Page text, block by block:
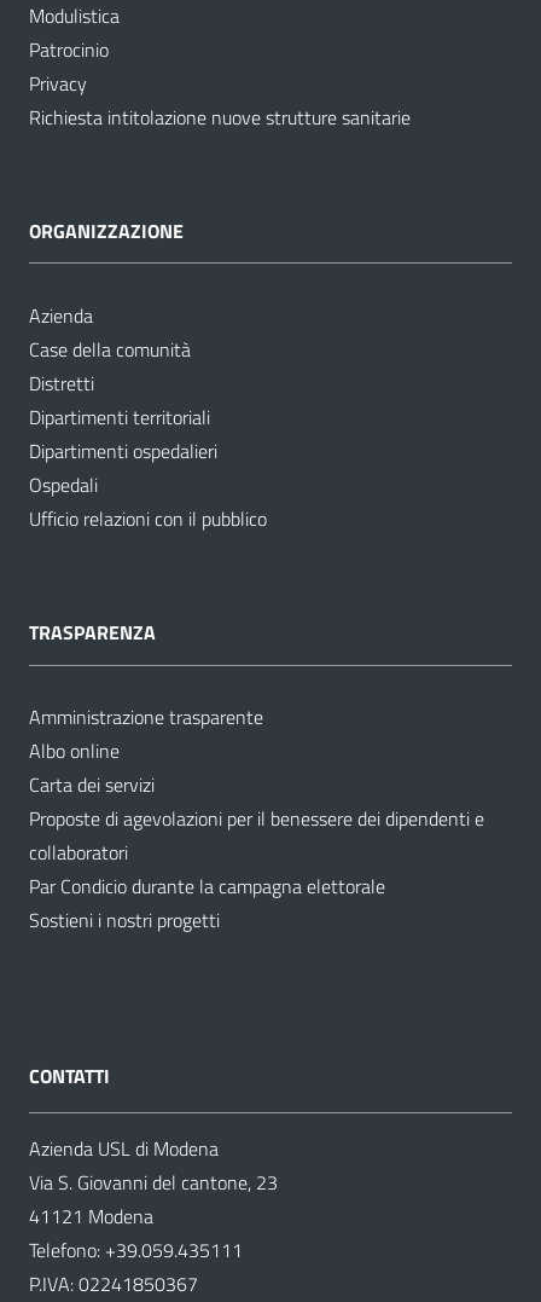
Modulistica
Patrocinio
Privacy
Richiesta intitolazione nuove strutture sanitarie
ORGANIZZAZIONE
Azienda
Case della comunità
Distretti
Dipartimenti territoriali
Dipartimenti ospedalieri
Ospedali
Ufficio relazioni con il pubblico
TRASPARENZA
Amministrazione trasparente
Albo online
Carta dei servizi
Proposte di agevolazioni per il benessere dei dipendenti e
collaboratori
Par Condicio durante la campagna elettorale
Sostieni i nostri progetti
CONTATTI
Azienda USL di Modena
Via S. Giovanni del cantone, 23
41121 Modena
Telefono: +39.059.435111
P.IVA: 02241850367